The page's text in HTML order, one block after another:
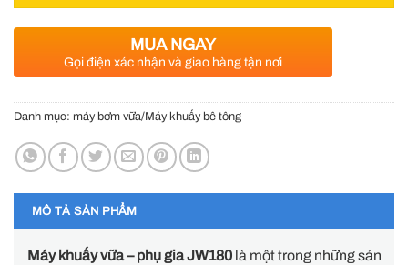
MUA NGAY
Gọi điện xác nhận và giao hàng tận nơi
Danh mục: máy bơm vữa/Máy khuấy bê tông
MÔ TẢ SẢN PHẨM
Máy khuấy vữa – phụ gia JW180 là một trong những sản